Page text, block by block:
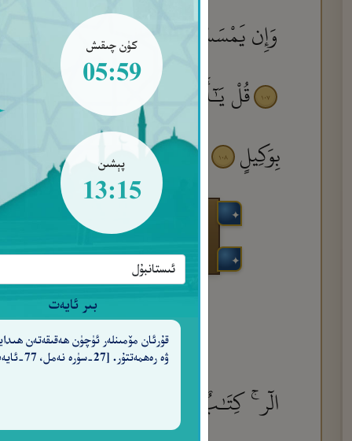
كۈن چىقىش
05:59
پېشىن
13:15
بىر ئايەت
قۇرئان مۆمىنلەر ئۈچۈن ھەقىقەتەن
ۋە رەھمەتتۇر. [27-سۈرە نەمل، 77-ئايەت]
وَإِن يَمْسَسْكَ ٱللَّهُ بِضُرٍّ فَلَا كَاشِفَ لَهُۥٓ
١٠٧
قُلْ يَـٰٓأَيُّهَا ٱلنَّاسُ قَدْ جَآءَكُمُ
بِوَكِيلٍ
١٠٨ وَٱتَّبِعْ مَا يُوحَىٰٓ إِلَيْكَ
الٓر ۚ كِتَـٰبٌ أُحْكِمَتْ ءَايَـٰتُهُۥ ثُمَّ